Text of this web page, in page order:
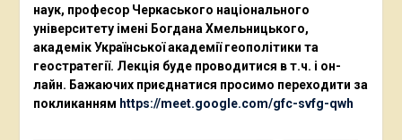
наук, професор Черкаського національного
університету імені Богдана Хмельницького,
академік Української академії геополітики та
геостратегії. Лекція буде проводитися в т.ч. і он-
лайн. Бажаючих приєднатися просимо переходити за
покликанням https://meet.google.com/gfc-svfg-qwh